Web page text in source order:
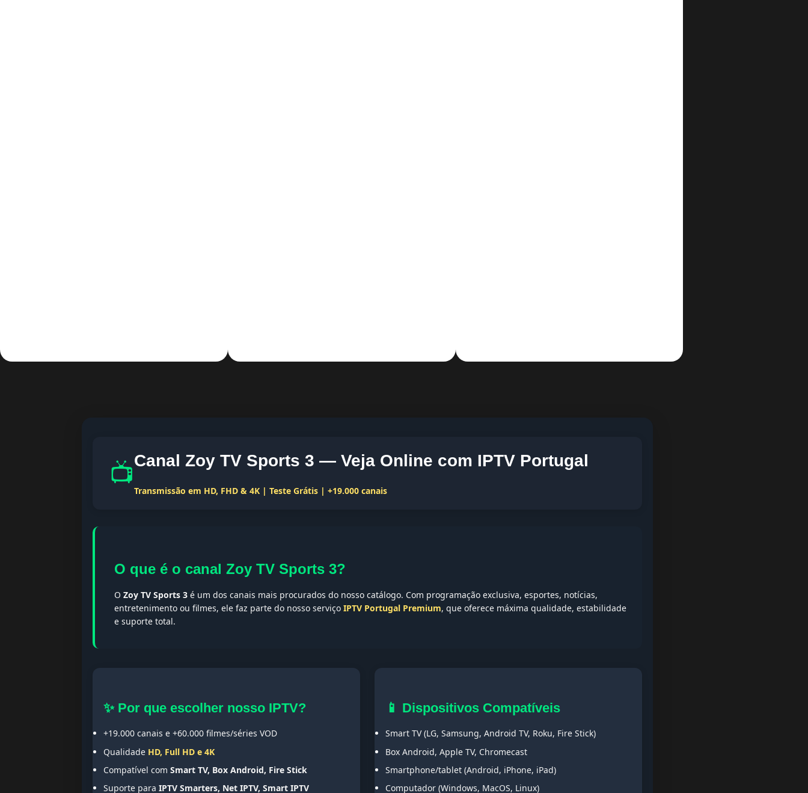
📺Canal Zoy TV Sports 3 — Veja Online com IPTV Portugal
Transmissão em HD, FHD & 4K | Teste Grátis | +19.000 canais
O que é o canal Zoy TV Sports 3?
O Zoy TV Sports 3 é um dos canais mais procurados do nosso catálogo. Com programação exclusiva, esportes, notícias,
entretenimento ou filmes, ele faz parte do nosso serviço IPTV Portugal Premium, que oferece máxima qualidade, estabilidade
e suporte total.
✨ Por que escolher nosso IPTV?
+19.000 canais e +60.000 filmes/séries VOD
Qualidade HD, Full HD e 4K
Compatível com Smart TV, Box Android, Fire Stick
Suporte para IPTV Smarters, Net IPTV, Smart IPTV
📱 Dispositivos Compatíveis
Smart TV (LG, Samsung, Android TV, Roku, Fire Stick)
Box Android, Apple TV, Chromecast
Smartphone/tablet (Android, iPhone, iPad)
Computador (Windows, MacOS, Linux)